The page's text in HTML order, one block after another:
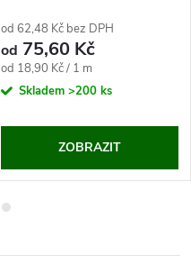
od 62,48 Kč bez DPH
od 75,60 Kč
Měrná
cena:
od 18,90 Kč / 1 m
Skladem >200 ks
ZOBRAZIT